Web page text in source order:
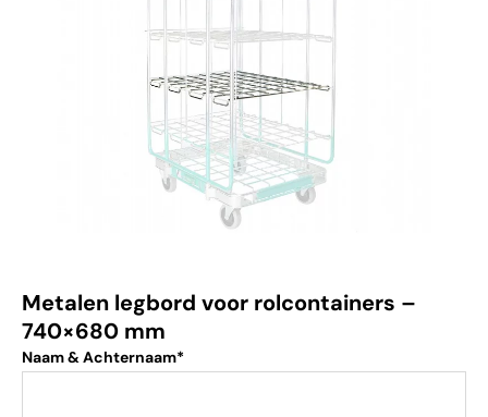
Metalen legbord voor rolcontainers –
740×680 mm
Naam & Achternaam*